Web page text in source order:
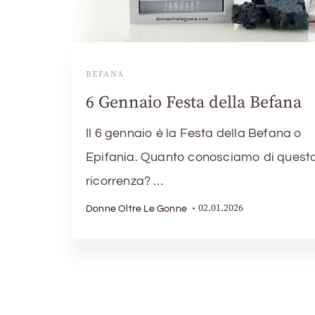
BEFANA
6 Gennaio Festa della Befana
Il 6 gennaio è la Festa della Befana o
Epifania. Quanto conosciamo di
ricorrenza? …
Donne Oltre Le Gonne 02.01.2026